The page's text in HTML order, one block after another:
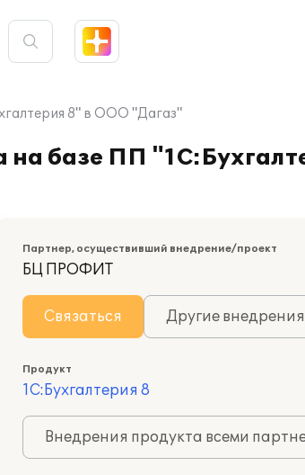
8" в ООО "Дагаз"
на базе ПП
Партнер, осуществивший внедрение/проект
БЦ ПРОФИТ
Связаться Другие
Продукт
1С:Бухгалтерия 8
Внедрения продукта всеми